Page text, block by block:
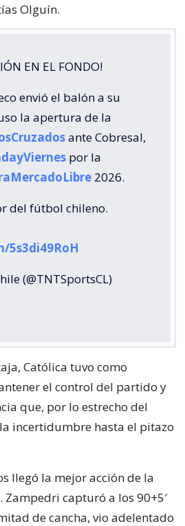
Olguín.
EN EL FONDO!
envió el balón a su
la apertura de la
ante Cobresal,
por la
2026.
del fútbol chileno.
(@TNTSportsCL)
Católica tuvo como
el control del partido y
que, por lo estrecho del
incertidumbre hasta el pitazo
llegó la mejor acción de la
Zampedri capturó a los 90+5′
de cancha, vio adelentado